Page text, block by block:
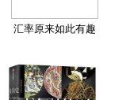
汇率原来如此有趣